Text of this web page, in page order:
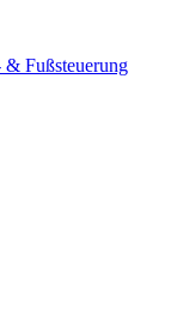
& Fußsteuerung